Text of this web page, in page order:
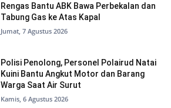
Rengas Bantu ABK Bawa Perbekalan dan
Tabung Gas ke Atas Kapal
Jumat, 7 Agustus 2026
Polisi Penolong, Personel Polairud Natai
Kuini Bantu Angkut Motor dan Barang
Warga Saat Air Surut
Kamis, 6 Agustus 2026